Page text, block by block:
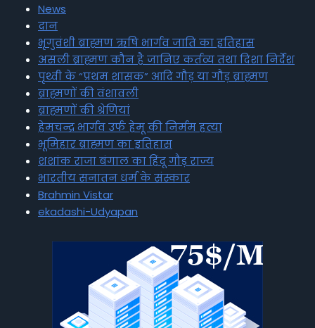
News
दान
भृगुवंशी ब्राह्मण ऋषि भार्गव जाति का इतिहास
असली ब्राह्मण कौन है जानिए कर्तव्य तथा दिशा निर्देश
पृथ्वी के “प्रथम शासक” आदि गौड़ या गौड़ ब्राह्मण
ब्राह्मणों की वंशावली
ब्राह्मणों की श्रेणियां
हेमचन्द्र भार्गव उर्फ हेमू की निर्मम हत्या
भूमिहार ब्राह्मण का इतिहास
शशांक राजा बंगाल का हिंदू गौड़ राज्य
भारतीय सनातन धर्म के संस्कार
Brahmin Vistar
ekadashi-Udyapan